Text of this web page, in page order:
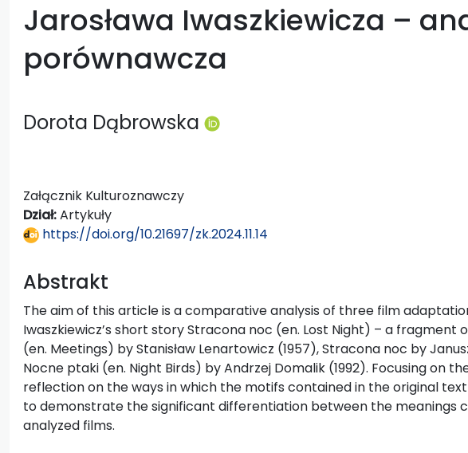
Jarosława Iwaszkiewicza –
porównawcza
Dorota Dąbrowska
Załącznik Kulturoznawczy
Dział:Artykuły
https://doi.org/10.21697/zk.2024.11.14
Abstrakt
The aim of this article is a comparative analysis of three film
Iwaszkiewicz’s short story Stracona noc (en. Lost Night) – a fragment
(en. Meetings) by Stanisław Lenartowicz (1957), Stracona noc by
Nocne ptaki (en. Night Birds) by Andrzej Domalik (1992). Focusing on
reflection on the ways in which the motifs contained in the original
to demonstrate the significant differentiation between the meanings
analyzed films.